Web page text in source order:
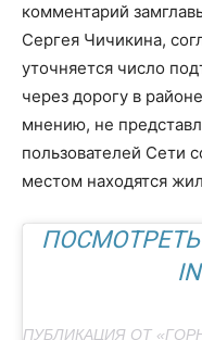
комментарий
Сергея Чичикина,
уточняется число
через дорогу в
мнению, не
пользователей Сети
местом находятся